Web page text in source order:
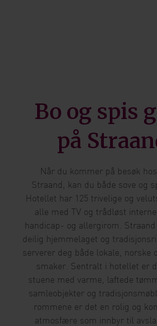
Bo og spis
på
Når du kommer på besøk
Straand, kan du både sove og
Hotellet har 125 trivelige og
alle med TV og trådløst
handicap- og allergirom.
deilig hjemmelaget og
serverer deg både lokale, norske
smaker. Sentralt i hotellet er
stuene med varme, laftede
samleobjekter og
rommene er det en rolig og
atmosfære som innbyr til